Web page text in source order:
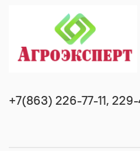
+7(863) 226-77-11,